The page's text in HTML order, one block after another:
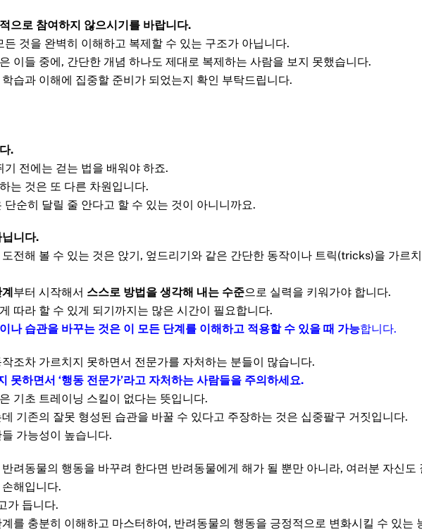
으로 참여하지 않으시기를 바랍니다.
것을 완벽히 이해하고 복제할 수 있는 구조가 아닙니다.
이들 중에, 간단한 개념 하나도 제대로 복제하는 사람을 보지 못했습니다.
습과 이해에 집중할 준비가 되었는지 확인 부탁드립니다.
.
전에는 걷는 법을 배워야 하죠.
는 것은 또 다른 차원입니다.
순히 달릴 줄 안다고 할 수 있는 것이 아니니까요.
니다.
전해 볼 수 있는 것은 앉기, 엎드리기와 같은 간단한 동작이나 트릭(tricks)을 가르
부터 시작해서 스스로 방법을 생각해 내는 수준으로 실력을 키워가야 합니다.
따라 할 수 있게 되기까지는 많은 시간이 필요합니다.
나 습관을 바꾸는 것은 이 모든 단계를 이해하고 적용할 수 있을 때 가능합니다.
조차 가르치지 못하면서 전문가를 자처하는 분들이 많습니다.
못하면서 ‘행동 전문가’라고 자처하는 사람들을 주의하세요.
기초 트레이닝 스킬이 없다는 뜻입니다.
기존의 잘못 형성된 습관을 바꿀 수 있다고 주장하는 것은 십중팔구 거짓입니다.
가능성이 높습니다.
려동물의 행동을 바꾸려 한다면 반려동물에게 해가 될 뿐만 아니라, 여러분 자신도
해입니다.
가 듭니다.
를 충분히 이해하고 마스터하여, 반려동물의 행동을 긍정적으로 변화시킬 수 있는